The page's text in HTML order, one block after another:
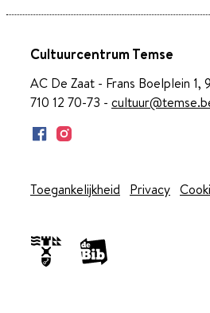
Cultuurcentrum Temse
AC De Zaat - Frans Boelplein 1,
710 12 70-73 -
FacebookInstagram
Toegankelijkheid Privacy